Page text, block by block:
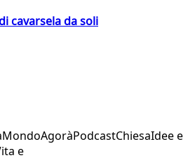
cavarsela da soli
MondoAgoràPodcastChiesaIdee e
e